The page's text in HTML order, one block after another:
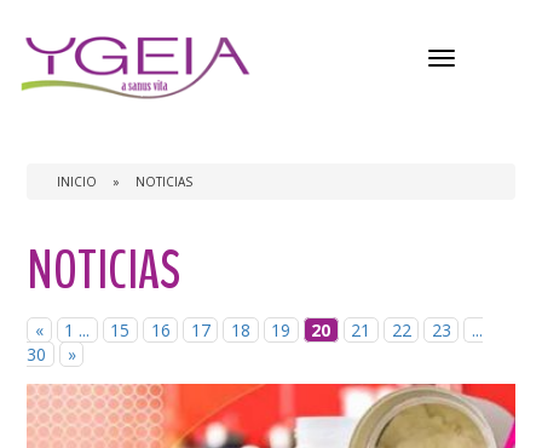
Menú
INICIO » NOTICIAS
NOTICIAS
« 1 ... 15 16 17 18 19 20 21 22 23
...
30
»